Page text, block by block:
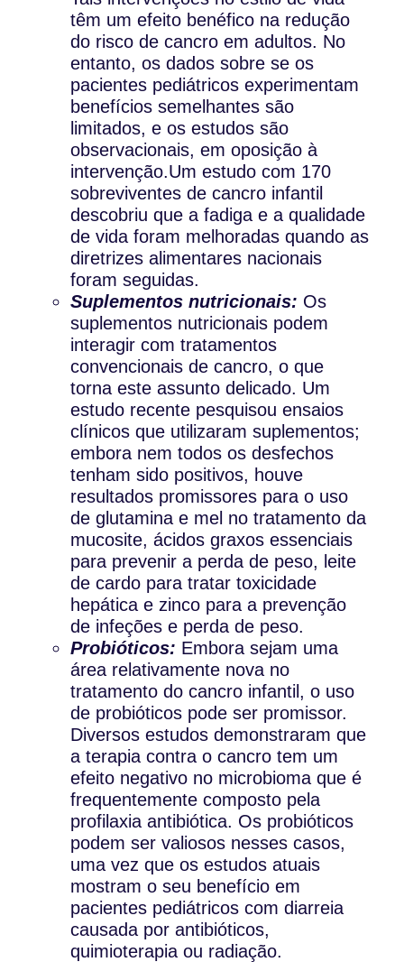
têm um efeito benéfico na redução
do risco de cancro em adultos. No
entanto, os dados sobre se os
pacientes pediátricos experimentam
benefícios semelhantes são
limitados, e os estudos são
observacionais, em oposição à
intervenção.Um estudo com 170
sobreviventes de cancro infantil
descobriu que a fadiga e a qualidade
de vida foram melhoradas quando as
diretrizes alimentares nacionais
foram seguidas.
Suplementos nutricionais: Os
suplementos nutricionais podem
interagir com tratamentos
convencionais de cancro, o que
torna este assunto delicado. Um
estudo recente pesquisou ensaios
clínicos que utilizaram suplementos;
embora nem todos os desfechos
tenham sido positivos, houve
resultados promissores para o uso
de glutamina e mel no tratamento da
mucosite, ácidos graxos essenciais
para prevenir a perda de peso, leite
de cardo para tratar toxicidade
hepática e zinco para a prevenção
de infeções e perda de peso.
Probióticos: Embora sejam uma
área relativamente nova no
tratamento do cancro infantil, o uso
de probióticos pode ser promissor.
Diversos estudos demonstraram que
a terapia contra o cancro tem um
efeito negativo no microbioma que é
frequentemente composto pela
profilaxia antibiótica. Os probióticos
podem ser valiosos nesses casos,
uma vez que os estudos atuais
mostram o seu benefício em
pacientes pediátricos com diarreia
causada por antibióticos,
quimioterapia ou radiação.